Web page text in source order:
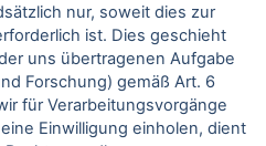
nur, soweit dies zur
ist. Dies geschieht
uns übertragenen Aufgabe
Forschung) gemäß Art. 6
für Verarbeitungsvorgänge
Einwilligung einholen, dient